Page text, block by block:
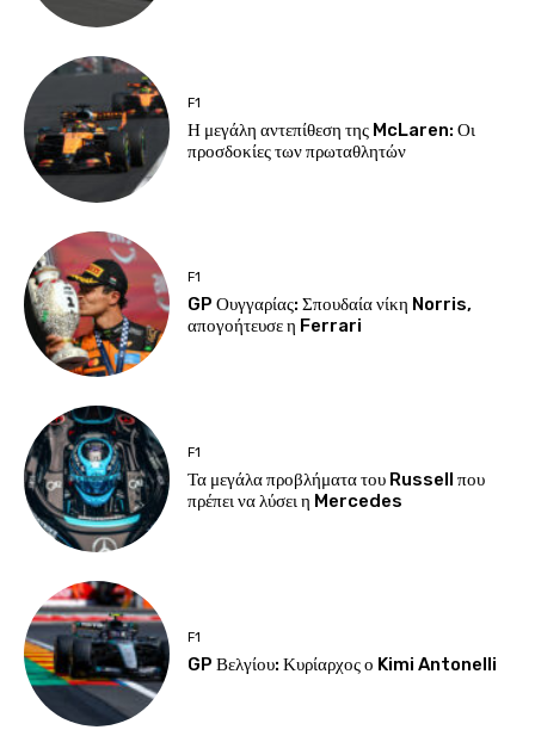
F1
Η μεγάλη αντεπίθεση της McLaren: Οι
προσδοκίες των πρωταθλητών
F1
GP Ουγγαρίας: Σπουδαία νίκη Norris,
απογοήτευσε η Ferrari
F1
Τα μεγάλα προβλήματα του Russell που
πρέπει να λύσει η Mercedes
F1
GP Βελγίου: Κυρίαρχος ο Kimi Antonelli